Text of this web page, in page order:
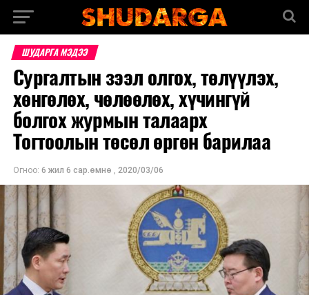
ШУДАРГА МЭДЭЭ
Сургалтын зээл олгох, төлүүлэх,
хөнгөлөх, чөлөөлөх, хүчингүй
болгох журмын талаарх
Тогтоолын төсөл өргөн барилаа
Огноо: 6 жил 6 сар.өмнө , 2020/03/06